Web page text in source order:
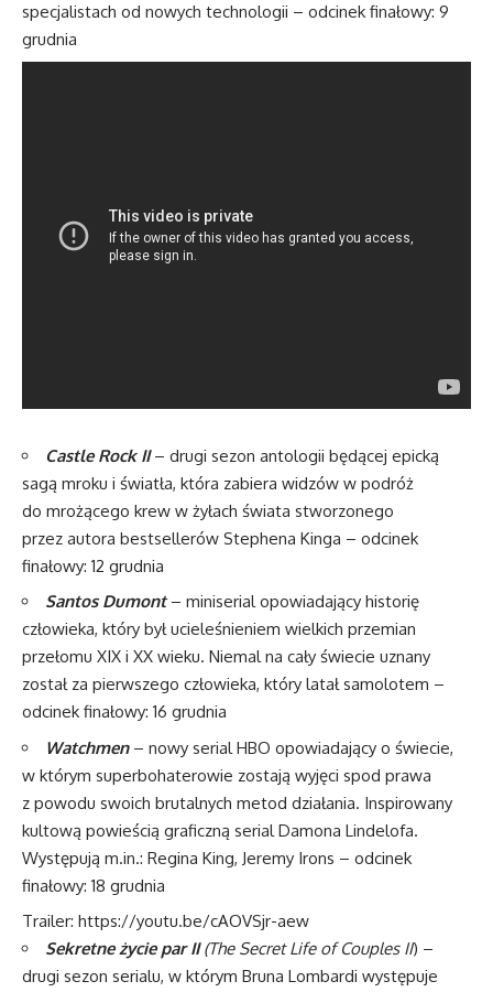
specjalistach od nowych technologii – odcinek finałowy: 9
grudnia
Castle Rock II– drugi sezon antologii będącej epicką
sagą mroku i światła, która zabiera widzów w podróż
do mrożącego krew w żyłach świata stworzonego
przez autora bestsellerów Stephena Kinga – odcinek
finałowy: 12 grudnia
Santos Dumont– miniserial opowiadający historię
człowieka, który był ucieleśnieniem wielkich przemian
przełomu XIX i XX wieku. Niemal na cały świecie uznany
został za pierwszego człowieka, który latał samolotem –
odcinek finałowy: 16 grudnia
Watchmen– nowy serial HBO opowiadający o świecie,
w którym superbohaterowie zostają wyjęci spod prawa
z powodu swoich brutalnych metod działania. Inspirowany
kultową powieścią graficzną serial Damona Lindelofa.
Występują m.in.: Regina King, Jeremy Irons – odcinek
finałowy: 18 grudnia
Trailer: https://youtu.be/cAOVSjr-aew
Sekretne życie par II(The Secret Life of Couples II) –
drugi sezon serialu, w którym Bruna Lombardi występuje